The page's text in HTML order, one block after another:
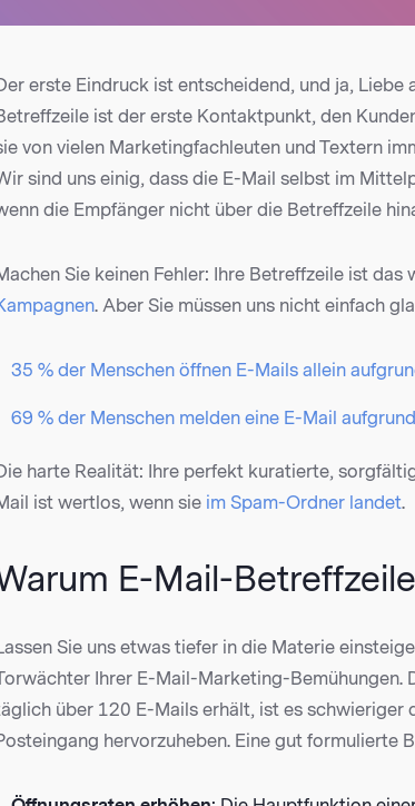
erste Eindruck ist entscheidend, und ja, Liebe
ist der erste Kontaktpunkt, den
von vielen Marketingfachleuten und Textern
sind uns einig, dass die E-Mail selbst im
die Empfänger nicht über die Betreffzeile
Sie keinen Fehler: Ihre Betreffzeile ist
. Aber Sie müssen uns nicht einfach
35 % der Menschen öffnen E-Mails allein
69 % der Menschen melden eine E-Mail
harte Realität: Ihre perfekt kuratierte,
ist wertlos, wenn sie im Spam-Ordner landet.
E-Mail-
Sie uns etwas tiefer in die Materie
Ihrer E-Mail-Marketing-
über 120 E-Mails erhält, ist es schwieriger
hervorzuheben. Eine gut formulierte